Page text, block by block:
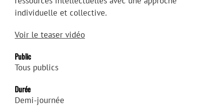
individuelle et collective.
Voir le teaser vidéo
Public
Tous publics
Durée
Demi-journée